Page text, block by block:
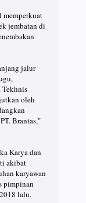
memperkuat
jembatan di
jalur
Tekhnis
oleh
Brantas,"
Karya dan
akibat
karyawan
pimpinan
lalu.